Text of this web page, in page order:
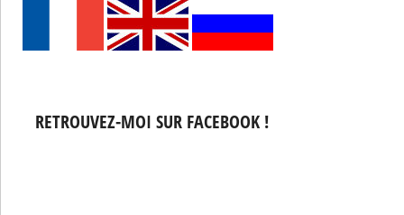
RETROUVEZ-MOI SUR FACEBOOK !